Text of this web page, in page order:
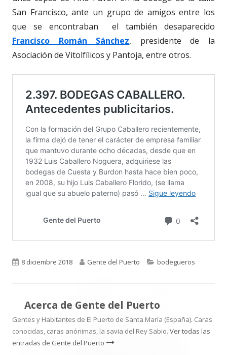
San Francisco, ante un grupo de amigos entre los
que se encontraban el también desaparecido
Francisco Román Sánchez, presidente de la
Asociación de Vitolfílicos y Pantoja, entre otros.
Publicado
8 diciembre 2018 Autor
Gente del Puerto Categorías
bodegueros
Acerca de Gente del Puerto
Gentes y Habitantes de El Puerto de Santa María (España). Caras
conocidas, caras anónimas, la savia del Rey Sabio. Ver todas las
entradas de Gente del Puerto